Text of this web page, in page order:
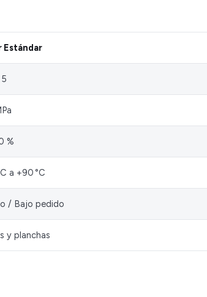
Estándar
%
a +90 °C
/ Bajo pedido
y planchas